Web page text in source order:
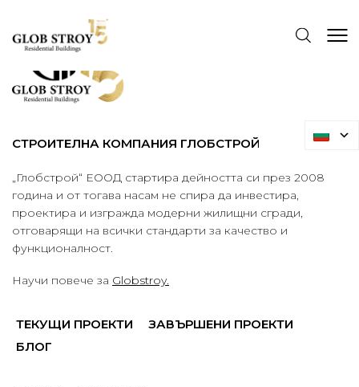
СТРОИТЕЛНА КОМПАНИЯ ГЛОБСТРОЙ
„Глобстрой“ ЕООД стартира дейността си през 2008
година и от тогава насам не спира да инвестира,
проектира и изгражда модерни жилищни сгради,
отговарящи на всички стандарти за качество и
функционалност.
Научи повече за Globstroy.
ТЕКУЩИ ПРОЕКТИ
ЗАВЪРШЕНИ ПРОЕКТИ
БЛОГ